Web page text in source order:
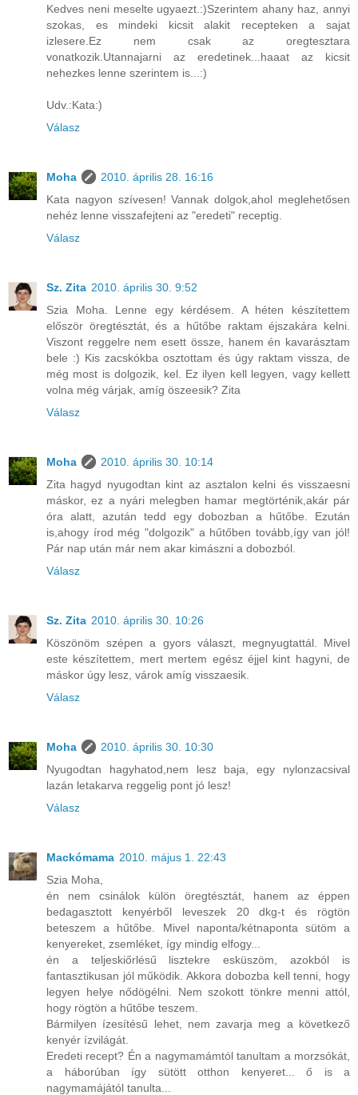
Kedves neni meselte ugyaezt.:)Szerintem ahany haz, annyi
szokas, es mindeki kicsit alakit recepteken a sajat
izlesere.Ez nem csak az oregtesztara
vonatkozik.Utannajarni az eredetinek...haaat az kicsit
nehezkes lenne szerintem is...:)
Udv.:Kata:)
Válasz
Moha
2010. április 28. 16:16
Kata nagyon szívesen! Vannak dolgok,ahol meglehetősen
nehéz lenne visszafejteni az "eredeti" receptig.
Válasz
Sz. Zita 2010. április 30. 9:52
Szia Moha. Lenne egy kérdésem. A héten készítettem
először öregtésztát, és a hűtőbe raktam éjszakára kelni.
Viszont reggelre nem esett össze, hanem én kavarásztam
bele :) Kis zacskókba osztottam és úgy raktam vissza, de
még most is dolgozik, kel. Ez ilyen kell legyen, vagy kellett
volna még várjak, amíg öszeesik? Zita
Válasz
Moha
2010. április 30. 10:14
Zita hagyd nyugodtan kint az asztalon kelni és visszaesni
máskor, ez a nyári melegben hamar megtörténik,akár pár
óra alatt, azután tedd egy dobozban a hűtőbe. Ezután
is,ahogy írod még "dolgozik" a hűtőben tovább,így van jól!
Pár nap után már nem akar kimászni a dobozból.
Válasz
Sz. Zita 2010. április 30. 10:26
Köszönöm szépen a gyors választ, megnyugtattál. Mivel
este készítettem, mert mertem egész éjjel kint hagyni, de
máskor úgy lesz, várok amíg visszaesik.
Válasz
Moha
2010. április 30. 10:30
Nyugodtan hagyhatod,nem lesz baja, egy nylonzacsival
lazán letakarva reggelig pont jó lesz!
Válasz
Mackómama 2010. május 1. 22:43
Szia Moha,
én nem csinálok külön öregtésztát, hanem az éppen
bedagasztott kenyérből leveszek 20 dkg-t és rögtön
beteszem a hűtőbe. Mivel naponta/kétnaponta sütöm a
kenyereket, zsemléket, így mindig elfogy...
én a teljeskiőrlésű lisztekre esküszöm, azokból is
fantasztikusan jól működik. Akkora dobozba kell tenni, hogy
legyen helye nődögélni. Nem szokott tönkre menni attól,
hogy rögtön a hűtőbe teszem.
Bármilyen ízesítésű lehet, nem zavarja meg a következő
kenyér ízvilágát.
Eredeti recept? Én a nagymamámtól tanultam a morzsókát,
a háborúban így sütött otthon kenyeret... ő is a
nagymamájától tanulta...